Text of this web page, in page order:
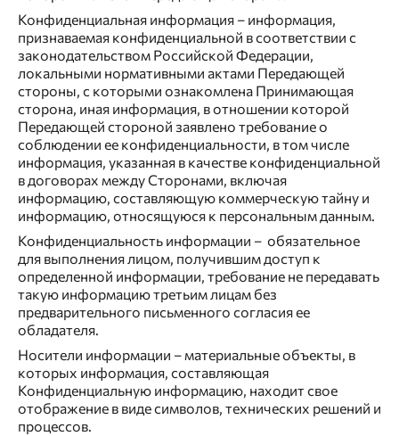
Конфиденциальная информация – информация,
признаваемая конфиденциальной в соответствии с
законодательством Российской Федерации,
локальными нормативными актами Передающей
стороны, с которыми ознакомлена Принимающая
сторона, иная информация, в отношении которой
Передающей стороной заявлено требование о
соблюдении ее конфиденциальности, в том числе
информация, указанная в качестве конфиденциальной
в договорах между Сторонами, включая
информацию, составляющую коммерческую тайну и
информацию, относящуюся к персональным данным.
Конфиденциальность информации – обязательное
для выполнения лицом, получившим доступ к
определенной информации, требование не передавать
такую информацию третьим лицам без
предварительного письменного согласия ее
обладателя.
Носители информации – материальные объекты, в
которых информация, составляющая
Конфиденциальную информацию, находит свое
отображение в виде символов, технических решений и
процессов.